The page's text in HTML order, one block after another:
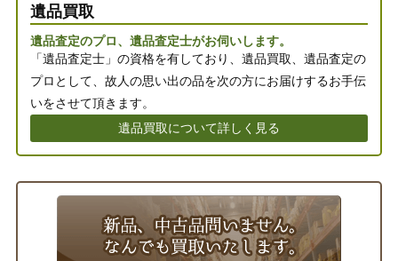
遺品買取
遺品査定のプロ、遺品査定士がお伺いします。
「遺品査定士」の資格を有しており、遺品買取、遺品査定の
プロとして、故人の思い出の品を次の方にお届けするお手伝
いをさせて頂きます。
遺品買取について詳しく見る